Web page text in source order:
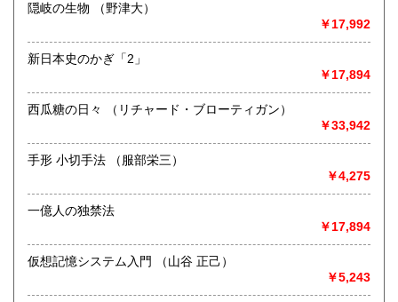
取り扱い分野
総記、哲学宗教、歴史、社会科学、自然科学、美術工芸、国
語国文、外国文学、古典籍、近代文献、趣味、外国書、サブ
カルチャー、古書一般（その他）
隠岐の生物 （野津大）
￥17,992
新日本史のかぎ「2」
￥17,894
西瓜糖の日々 （リチャード・ブローティガン）
￥33,942
手形 小切手法 （服部栄三）
￥4,275
一億人の独禁法
￥17,894
仮想記憶システム入門 （山谷 正己）
￥5,243